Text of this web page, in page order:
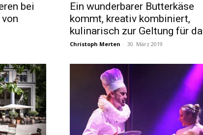
bei
Ein wunderbarer Butterkäse
kommt, kreativ kombiniert,
kulinarisch zur Geltung für
Christoph Merten - 30. März 2019